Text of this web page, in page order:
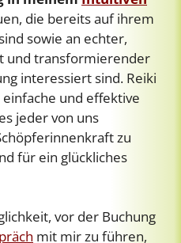
die bereits auf ihrem
sowie an echter,
und transformierender
interessiert sind. Reiki
und effektive
jeder von uns
zu
für ein glückliches
vor der Buchung
mit mir zu führen,